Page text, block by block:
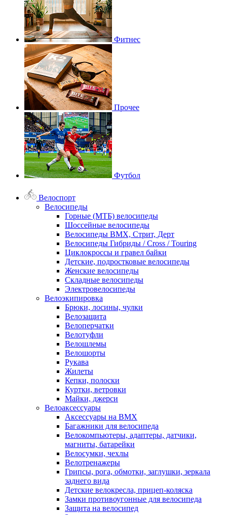
Фитнес
Прочее
Футбол
Велоспорт
Велосипеды
Горные (МТБ) велосипеды
Шоссейные велосипеды
Велосипеды BMX, Стрит, Дерт
Велосипеды Гибриды / Cross / Touring
Циклокроссы и гравел байки
Детские, подростковые велосипеды
Женские велосипеды
Складные велосипеды
Электровелосипеды
Велоэкипировка
Брюки, лосины, чулки
Велозащита
Велоперчатки
Велотуфли
Велошлемы
Велошорты
Рукава
Жилеты
Кепки, полоски
Куртки, ветровки
Майки, джерси
Велоаксессуары
Аксессуары на BMX
Багажники для велосипеда
Велокомпьютеры, адаптеры, датчики,
магниты, батарейки
Велосумки, чехлы
Велотренажеры
Грипсы, рога, обмотки, заглушки, зеркала
заднего вида
Детские велокресла, прицеп-коляска
Замки противоугонные для велосипеда
Защита на велосипед